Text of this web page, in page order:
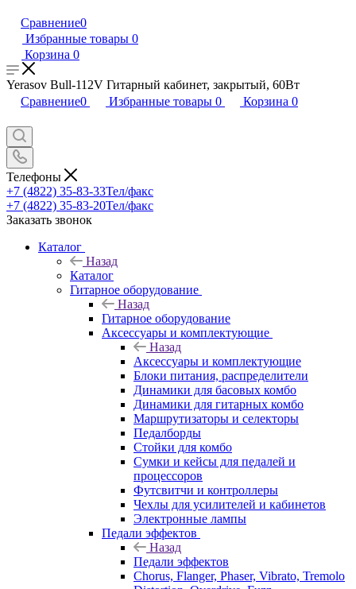
Сравнение0
Избранные товары 0
Корзина 0
Yerasov Bull-112V Гитарный кабинет, закрытый, 60Вт
Сравнение0 Избранные товары 0 Корзина 0
Телефоны
+7 (4822) 35-83-33Тел/факс
+7 (4822) 35-83-20Тел/факс
Заказать звонок
Каталог
Назад
Каталог
Гитарное оборудование
Назад
Гитарное оборудование
Аксессуары и комплектующие
Назад
Аксессуары и комплектующие
Блоки питания, распределители
Динамики для басовых комбо
Динамики для гитарных комбо
Маршрутизаторы и селекторы
Педалборды
Стойки для комбо
Сумки и кейсы для педалей и
процессоров
Футсвитчи и контроллеры
Чехлы для усилителей и кабинетов
Электронные лампы
Педали эффектов
Назад
Педали эффектов
Chorus, Flanger, Phaser, Vibrato, Tremolo